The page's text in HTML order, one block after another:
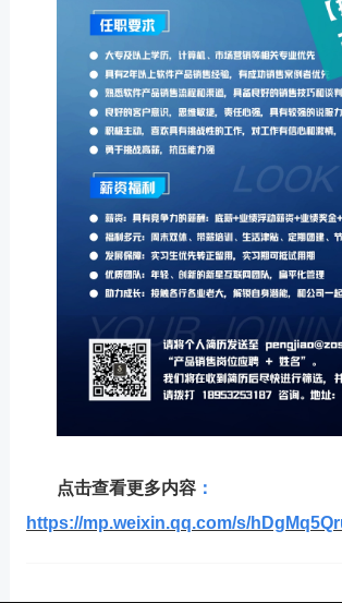
点击查看更多内容：
https://mp.weixin.qq.com/s/